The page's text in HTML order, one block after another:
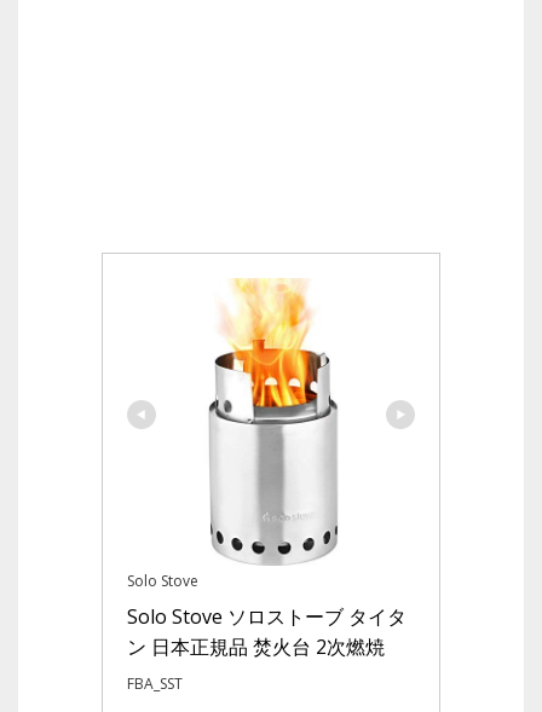
Solo Stove
Solo Stove ソロストーブ タイタ
ン 日本正規品 焚火台 2次燃焼
FBA_SST